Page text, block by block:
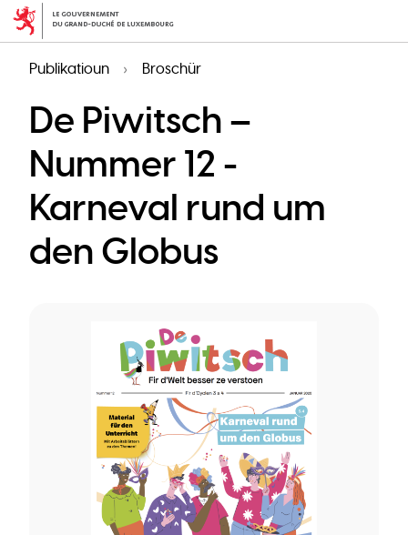
Skip
contentPublikatioun Broschür
De Piwitsch –
Nummer 12 -
Karneval rund um
den Globus